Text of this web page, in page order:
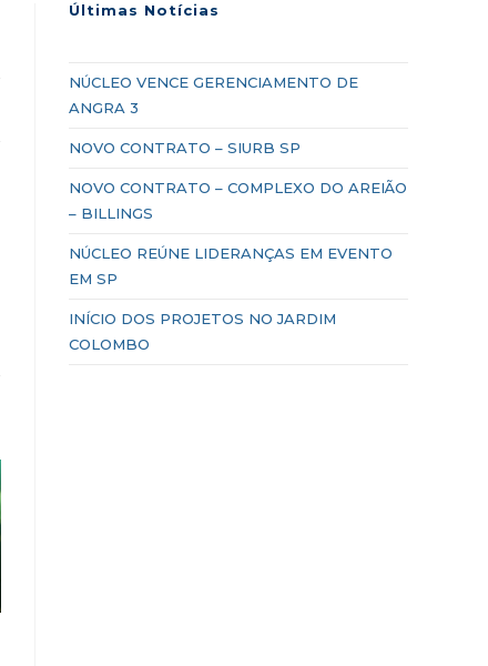
Últimas Notícias
NÚCLEO VENCE GERENCIAMENTO DE
ANGRA 3
NOVO CONTRATO – SIURB SP
NOVO CONTRATO – COMPLEXO DO AREIÃO
– BILLINGS
NÚCLEO REÚNE LIDERANÇAS EM EVENTO
EM SP
INÍCIO DOS PROJETOS NO JARDIM
COLOMBO